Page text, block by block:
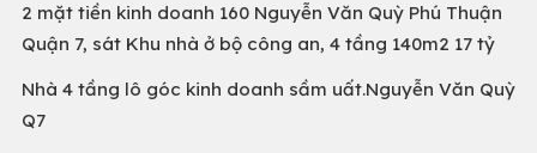
2 mặt tiền kinh doanh 160 Nguyễn Văn Quỳ Phú Thuận
Quận 7, sát Khu nhà ở bộ công an, 4 tầng 140m2 17 tỷ
Nhà 4 tầng lô góc kinh doanh sầm uất.Nguyễn Văn Quỳ
Q7